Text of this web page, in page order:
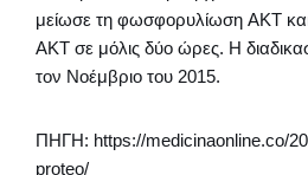
μείωσε τη φωσφορυλίωση AKT
AKT σε μόλις δύο ώρες. Η
τον Νοέμβριο του 2015.
ΠΗΓΗ: https://medicinaonline.co/
proteo/